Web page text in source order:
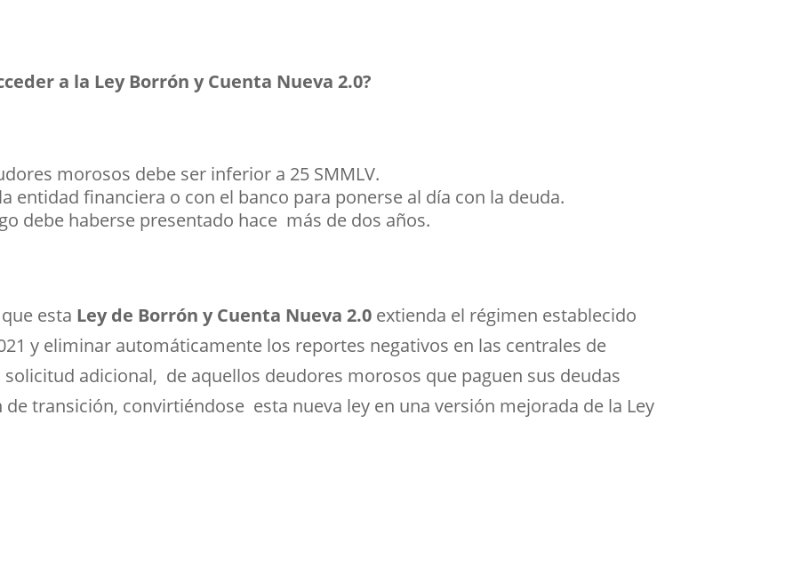
a la Ley Borrón y Cuenta Nueva 2.0?
morosos debe ser inferior a 25 SMMLV.
entidad financiera o con el banco para ponerse al día con la deuda.
debe haberse presentado hace más de dos años.
esta Ley de Borrón y Cuenta Nueva 2.0 extienda el régimen establecido
y eliminar automáticamente los reportes negativos en las centrales de
adicional, de aquellos deudores morosos que paguen sus deudas
transición, convirtiéndose esta nueva ley en una versión mejorada de la Ley